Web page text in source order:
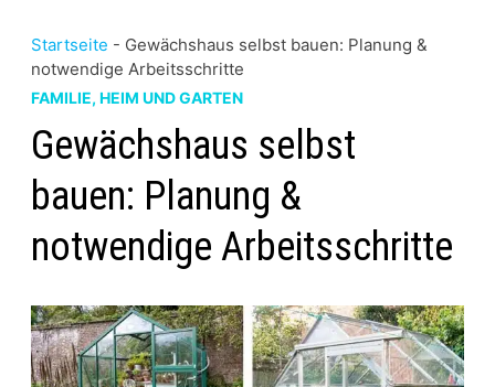
Startseite - Gewächshaus selbst bauen: Planung &
notwendige Arbeitsschritte
FAMILIE, HEIM UND GARTEN
Gewächshaus selbst
bauen: Planung &
notwendige Arbeitsschritte